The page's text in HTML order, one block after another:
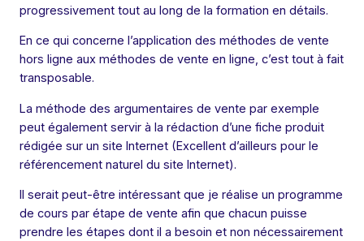
progressivement tout au long de la formation en détails.
En ce qui concerne l’application des méthodes de vente
hors ligne aux méthodes de vente en ligne, c’est tout à fait
transposable.
La méthode des argumentaires de vente par exemple
peut également servir à la rédaction d’une fiche produit
rédigée sur un site Internet (Excellent d’ailleurs pour le
référencement naturel du site Internet).
Il serait peut-être intéressant que je réalise un programme
de cours par étape de vente afin que chacun puisse
prendre les étapes dont il a besoin et non nécessairement